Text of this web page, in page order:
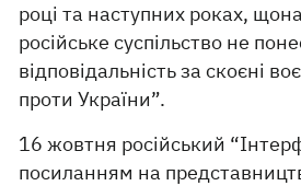
році та наступних роках,
російське суспільство не
відповідальність за скоєні
проти України”.
16 жовтня російський
посиланням на